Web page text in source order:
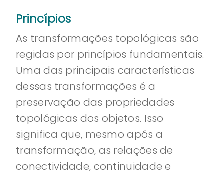
Princípios
As transformações topológicas são
regidas por princípios fundamentais.
Uma das principais características
dessas transformações é a
preservação das propriedades
topológicas dos objetos. Isso
significa que, mesmo após a
transformação, as relações de
conectividade, continuidade e